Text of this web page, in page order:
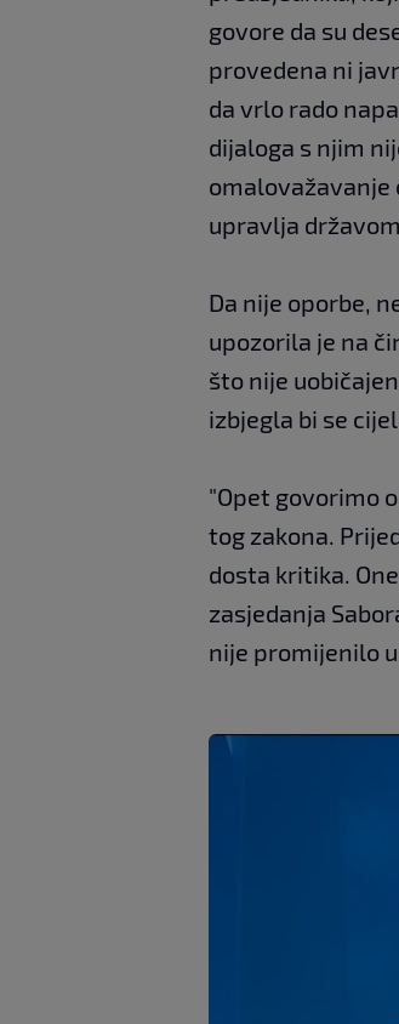
govore da su
provedena ni
da vrlo rado
dijaloga s njim
omalovažavanje
upravlja
Da nije oporbe,
upozorila je na
što nije
izbjegla bi se
"Opet govorimo
tog zakona.
dosta kritika.
zasjedanja
nije promijenilo